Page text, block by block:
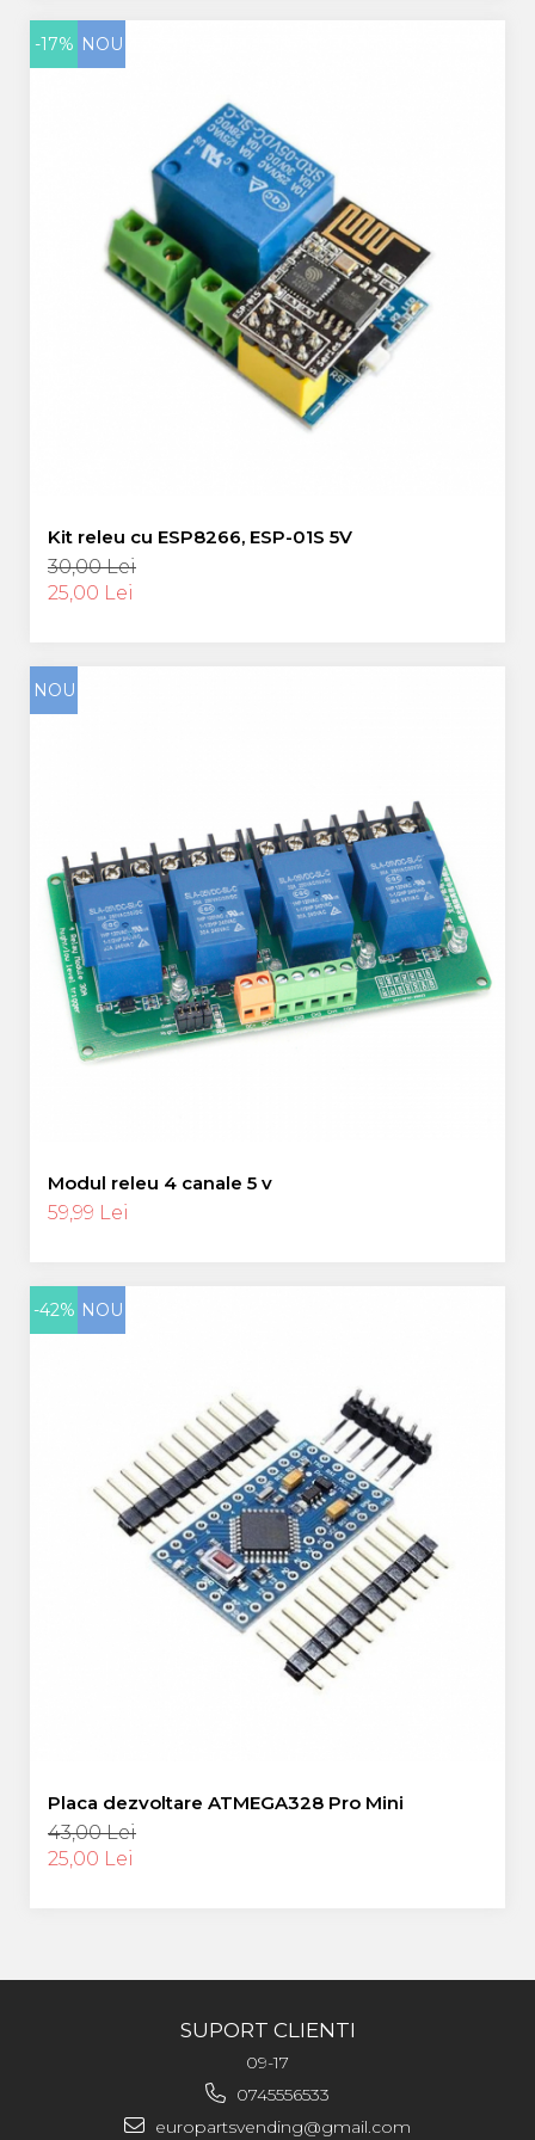
-17% NOU
Kit releu cu ESP8266, ESP-01S 5V
30,00 Lei
25,00 Lei
NOU
Modul releu 4 canale 5 v
59,99 Lei
-42% NOU
Placa dezvoltare ATMEGA328 Pro Mini
43,00 Lei
25,00 Lei
SUPORT CLIENTI
09-17
0745556533
europartsvending@gmail.com